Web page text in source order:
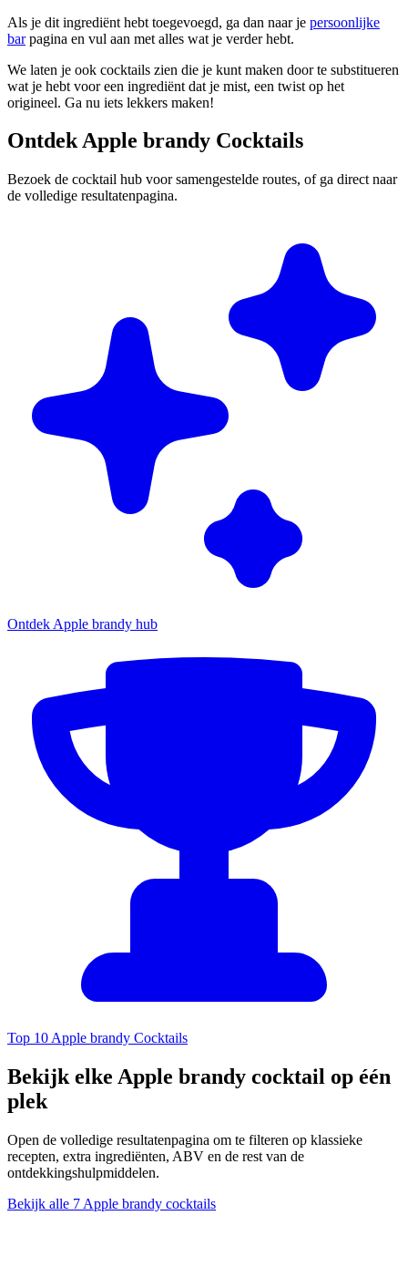
Als je dit ingrediënt hebt toegevoegd, ga dan naar je persoonlijke
barpagina en vul aan met alles wat je verder hebt.
We laten je ook cocktails zien die je kunt maken door te substitueren
wat je hebt voor een ingrediënt dat je mist, een twist op het
origineel. Ga nu iets lekkers maken!
Ontdek Apple brandy Cocktails
Bezoek de cocktail hub voor samengestelde routes, of ga direct naar
de volledige resultatenpagina.
Ontdek Apple brandy hub
Top 10 Apple brandy Cocktails
Bekijk elke Apple brandy cocktail op één
plek
Open de volledige resultatenpagina om te filteren op klassieke
recepten, extra ingrediënten, ABV en de rest van de
ontdekkingshulpmiddelen.
Bekijk alle 7 Apple brandy cocktails